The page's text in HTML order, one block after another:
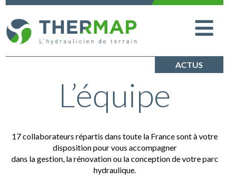
ACTUS
L’équipe
17 collaborateurs répartis dans toute la France sont à votre
disposition pour vous accompagner
dans la gestion, la rénovation ou la conception de votre parc
hydraulique.